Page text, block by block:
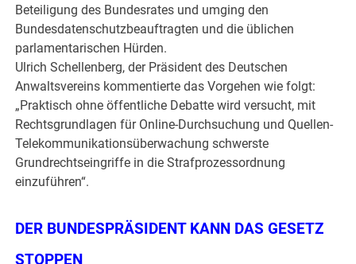
Beteiligung des Bundesrates und umging den
Bundesdatenschutzbeauftragten und die üblichen
parlamentarischen Hürden.
Ulrich Schellenberg, der Präsident des Deutschen
Anwaltsvereins kommentierte das Vorgehen wie folgt:
„Praktisch ohne öffentliche Debatte wird versucht, mit
Rechtsgrundlagen für Online-Durchsuchung und Quellen-
Telekommunikationsüberwachung schwerste
Grundrechtseingriffe in die Strafprozessordnung
einzuführen“.
DER BUNDESPRÄSIDENT KANN DAS GESETZ
STOPPEN